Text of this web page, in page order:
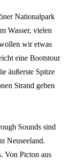
Nationalpark
Wasser, vielen
wir etwas
eine Bootstour
äußerste Spitze
Strand geben
Sounds sind
Neuseeland.
Von Picton aus